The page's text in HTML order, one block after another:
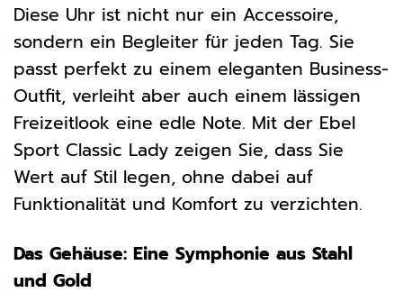
Diese Uhr ist nicht nur ein Accessoire,
sondern ein Begleiter für jeden Tag. Sie
passt perfekt zu einem eleganten Business-
Outfit, verleiht aber auch einem lässigen
Freizeitlook eine edle Note. Mit der Ebel
Sport Classic Lady zeigen Sie, dass Sie
Wert auf Stil legen, ohne dabei auf
Funktionalität und Komfort zu verzichten.
Das Gehäuse: Eine Symphonie aus Stahl
und Gold